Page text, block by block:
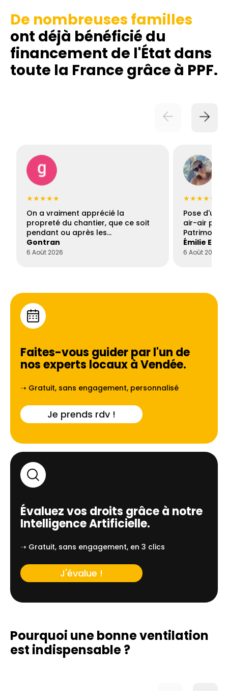
De nombreuses familles
ont déjà bénéficié du
financement de l'État dans
toute la France grâce à PPF.
★★★★★
On a vraiment apprécié la
propreté du chantier, que ce soit
pendant ou après les…
Gontran
6 Août 2026
★★★★★
Pose d'une
air-air par
Patrimoine
Émilie
6 Août 2026
Faites-vous guider par l'un de
nos experts locaux àVendée.
➝ Gratuit, sans engagement, personnalisé
Je prends rdv !
Évaluez vos droits grâce à notre
Intelligence Artificielle.
➝ Gratuit, sans engagement, en 3 clics
J'évalue !
Pourquoi une bonne ventilation
est indispensable ?